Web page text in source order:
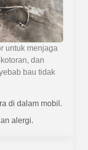
untuk menjaga
dan
bau tidak
di dalam mobil.
alergi.